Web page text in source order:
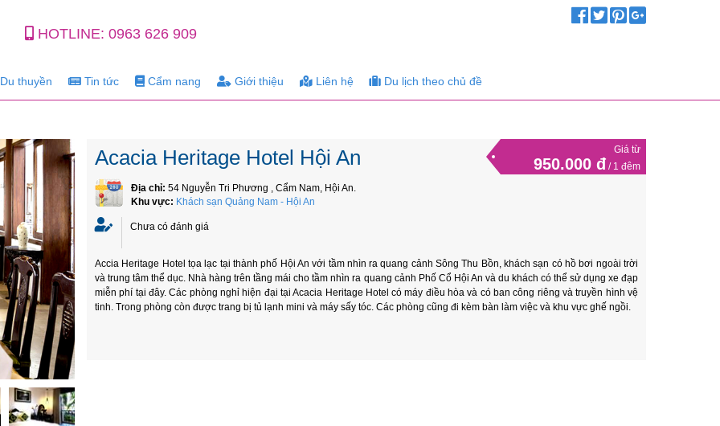
HOTLINE: 0963 626 909
Du thuyền Tin tức Cẩm nang Giới thiệu Liên hệ Du lịch theo chủ đề
Acacia Heritage Hotel Hội An Giá từ
950.000 đ / 1 đêm
Địa chỉ: 54 Nguyễn Tri Phương , Cẩm Nam, Hội An.
Khu vực: Khách sạn Quảng Nam - Hội An
Chưa có đánh giá
Accia Heritage Hotel tọa lạc tại thành phố Hội An với tầm nhìn ra quang cảnh Sông Thu Bồn, khách sạn có hồ bơi ngoài trời
và trung tâm thể dục. Nhà hàng trên tầng mái cho tầm nhìn ra quang cảnh Phố Cổ Hội An và du khách có thể sử dụng xe đạp
miễn phí tại đây. Các phòng nghỉ hiện đại tại Acacia Heritage Hotel có máy điều hòa và có ban công riêng và truyền hình vệ
tinh. Trong phòng còn được trang bị tủ lạnh mini và máy sấy tóc. Các phòng cũng đi kèm bàn làm việc và khu vực ghế ngồi.